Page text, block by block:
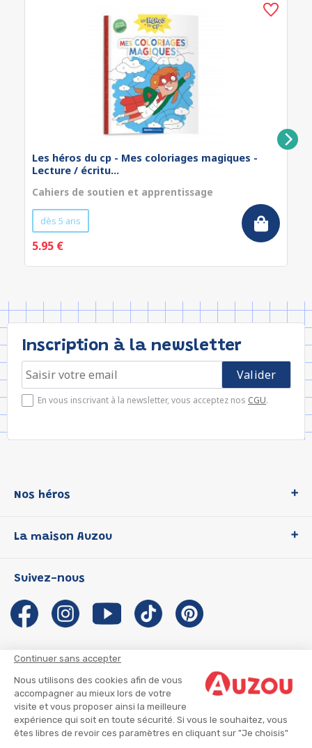
Continuer sans accepter
Nous utilisons des cookies afin de vous
accompagner au mieux lors de votre
visite et vous proposer ainsi la meilleure
expérience qui soit en toute sécurité. Si vous le souhaitez, vous
êtes libres de revoir ces paramètres en cliquant sur "Je choisis"
Les héros du cp - Mes coloriages magiques -
Lecture / écritu...
Cahiers de soutien et apprentissage
dès 5 ans
5.95 €
Inscription à la newsletter
En vous inscrivant à la newsletter, vous acceptez nos CGU.
Nos héros
P'tit Loup
Les Influenceuses
Migali
Petite Taupe
La maison Auzou
Notre histoire
Auzou s'engage
Auteurs et illustrateurs Auzou
Suivre mon colis
Infos consommateur
Suivez-nous
CGU
CGV
Mentions légales